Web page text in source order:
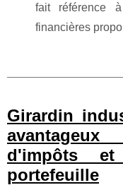
fait référence
financières
Girardin
d'impôts
portefeuille